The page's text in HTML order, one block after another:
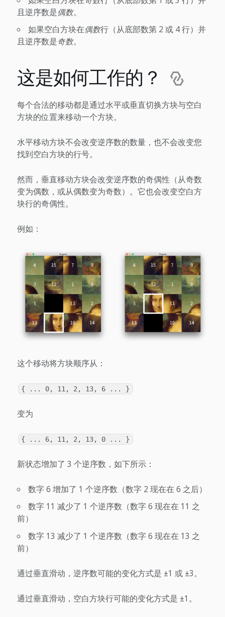
且逆序数是偶数。
如果空白方块在偶数行（从底部数第 2 或 4 行）并
且逆序数是奇数。
这是如何工作的？
每个合法的移动都是通过水平或垂直切换方块与空白
方块的位置来移动一个方块。
水平移动方块不会改变逆序数的数量，也不会改变您
找到空白方块的行号。
然而，垂直移动方块会改变逆序数的奇偶性（从奇数
变为偶数，或从偶数变为奇数）。它也会改变空白方
块行的奇偶性。
例如：
这个移动将方块顺序从：
{ ... 0, 11, 2, 13, 6 ... }
变为
{ ... 6, 11, 2, 13, 0 ... }
新状态增加了 3 个逆序数，如下所示：
数字 6 增加了 1 个逆序数（数字 2 现在在 6 之后）
数字 11 减少了 1 个逆序数（数字 6 现在在 11 之
前）
数字 13 减少了 1 个逆序数（数字 6 现在在 13 之
前）
通过垂直滑动，逆序数可能的变化方式是 ±1 或 ±3。
通过垂直滑动，空白方块行可能的变化方式是 ±1。